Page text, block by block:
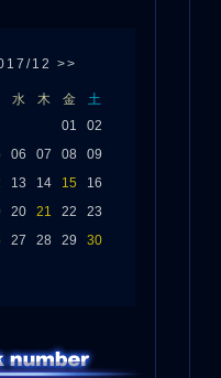
12 >>
水 木 金
土
01
02
06 07 08
09
13 14 15
16
20 21 22
23
27 28 29
30